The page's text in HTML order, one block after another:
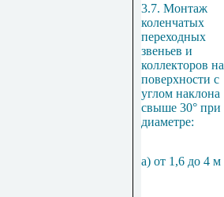
3.7. Монтаж
коленчатых
переходных
звеньев и
коллекторов на
поверхности с
углом наклона
свыше 30° при
диаметре:
а) от 1,6 до 4 м